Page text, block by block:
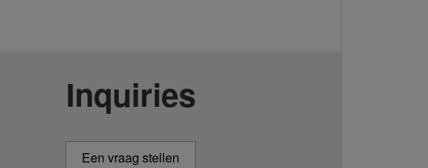
Inquiries
Een vraag stellen